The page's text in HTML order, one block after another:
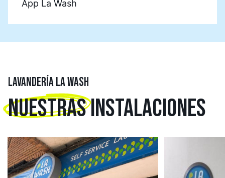
App La Wash
LAVANDERÍA LA WASH
NUESTRASINSTALACIONES